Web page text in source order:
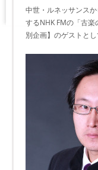
中世・ルネッサンス
するNHK FMの「古
別企画】のゲストと